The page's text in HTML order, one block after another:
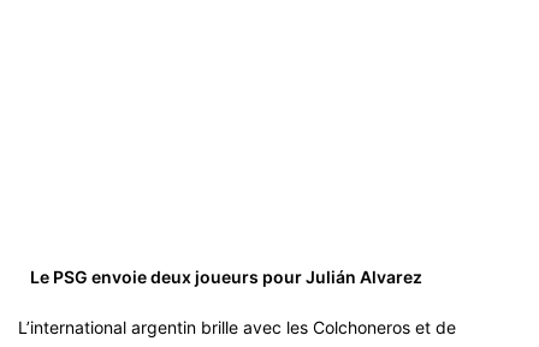
Le PSG envoie deux joueurs pour Julián Alvarez
L’international argentin brille avec les Colchoneros et de